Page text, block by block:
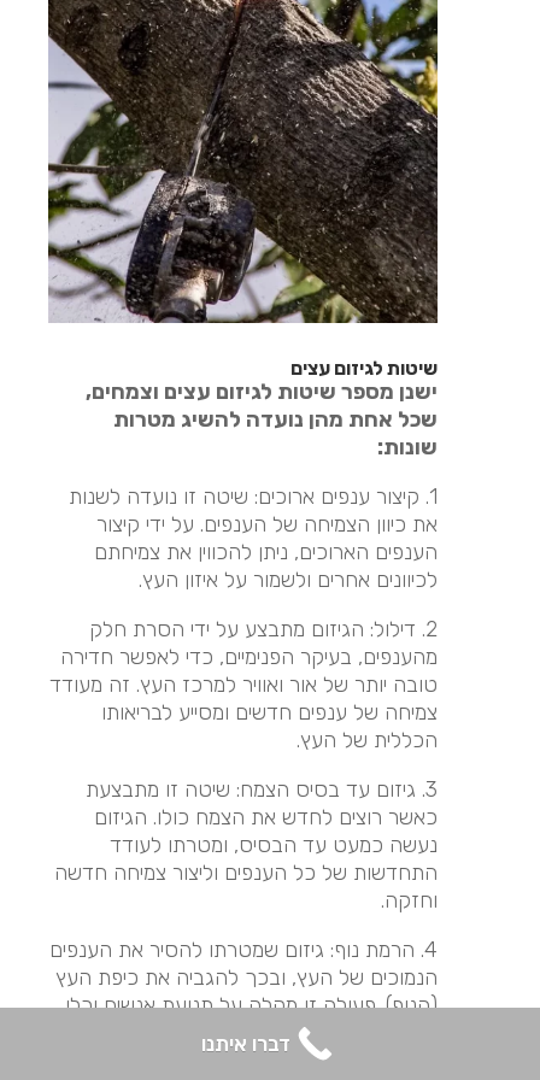
שיטות לגיזום עצים
ישנן מספר שיטות לגיזום עצים וצמחים,
שכל אחת מהן נועדה להשיג מטרות
שונות:
1. קיצור ענפים ארוכים: שיטה זו נועדה לשנות
את כיוון הצמיחה של הענפים. על ידי קיצור
הענפים הארוכים, ניתן להכווין את צמיחתם
לכיוונים אחרים ולשמור על איזון העץ.
2. דילול: הגיזום מתבצע על ידי הסרת חלק
מהענפים, בעיקר הפנימיים, כדי לאפשר חדירה
טובה יותר של אור ואוויר למרכז העץ. זה מעודד
צמיחה של ענפים חדשים ומסייע לבריאותו
הכללית של העץ.
3. גיזום עד בסיס הצמח: שיטה זו מתבצעת
כאשר רוצים לחדש את הצמח כולו. הגיזום
נעשה כמעט עד הבסיס, ומטרתו לעודד
התחדשות של כל הענפים וליצור צמיחה חדשה
וחזקה.
4. הרמת נוף: גיזום שמטרתו להסיר את הענפים
הנמוכים של העץ, ובכך להגביה את כיפת העץ
(הנוף). פעולה זו מקלה על תנועת אנשים וכלי
רכב מתחת לעץ והיא גם מאפשרת יותר אור
להיכנס לאזור שמתחת לעץ.
דברו איתנו